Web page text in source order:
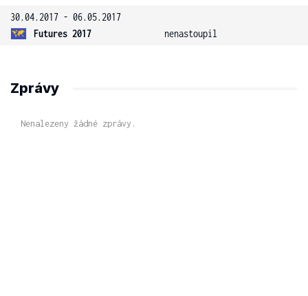
30.04.2017 - 06.05.2017
Futures 2017
nenastoupil
Zprávy
Nenalezeny žádné zprávy.